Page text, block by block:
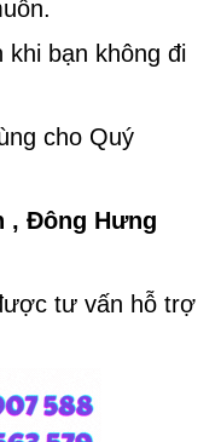
bạn không đi
cho Quý
, Đông Hưng
tư vấn hỗ trợ